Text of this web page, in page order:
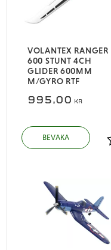
VOLANTEX RANGER
600 STUNT 4CH
GLIDER 600MM
M/GYRO RTF
995,00 KR